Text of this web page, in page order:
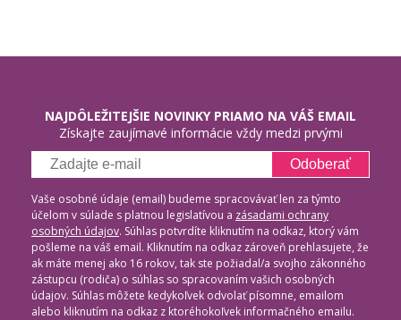
NAJDÔLEŽITEJŠIE NOVINKY PRIAMO NA VÁŠ EMAIL
Získajte zaujímavé informácie vždy medzi prvými
Odoberať
Vaše osobné údaje (email) budeme spracovávať len za týmto
účelom v súlade s platnou legislatívou a zásadami ochrany
osobných údajov. Súhlas potvrdíte kliknutím na odkaz, ktorý vám
pošleme na váš email. Kliknutím na odkaz zároveň prehlasujete, že
ak máte menej ako 16 rokov, tak ste požiadal/a svojho zákonného
zástupcu (rodiča) o súhlas so spracovaním vašich osobných
údajov. Súhlas môžete kedykoľvek odvolať písomne, emailom
alebo kliknutím na odkaz z ktoréhokoľvek informačného emailu.